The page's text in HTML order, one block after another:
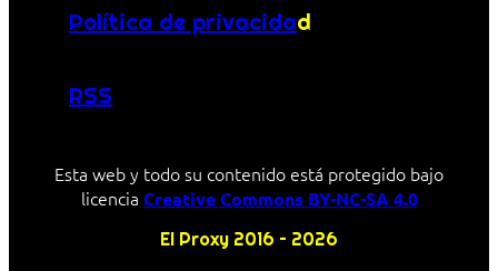
Política de privacidad
RSS
Esta web y todo su contenido está protegido bajo
licencia Creative Commons BY-NC-SA 4.0
El Proxy 2016 – 2026